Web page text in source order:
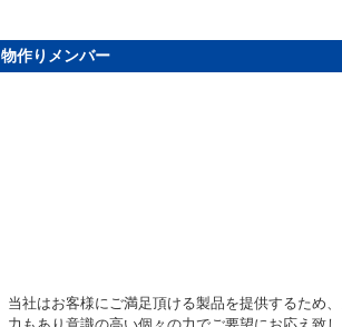
物作りメンバー
当社はお客様にご満足頂ける製品を提供するため